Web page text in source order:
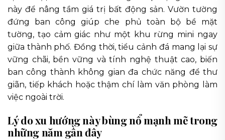
này để nâng tầm giá trị bất động sản. Vườn tường
đứng ban công giúp che phủ toàn bộ bề mặt
tường, tạo cảm giác như một khu rừng mini ngay
giữa thành phố. Đồng thời, tiểu cảnh đá mang lại sự
vững chãi, bền vững và tính nghệ thuật cao, biến
ban công thành không gian đa chức năng để thư
giãn, tiếp khách hoặc thậm chí làm văn phòng làm
việc ngoài trời.
Lý do xu hướng này bùng nổ mạnh mẽ trong
những năm gần đây